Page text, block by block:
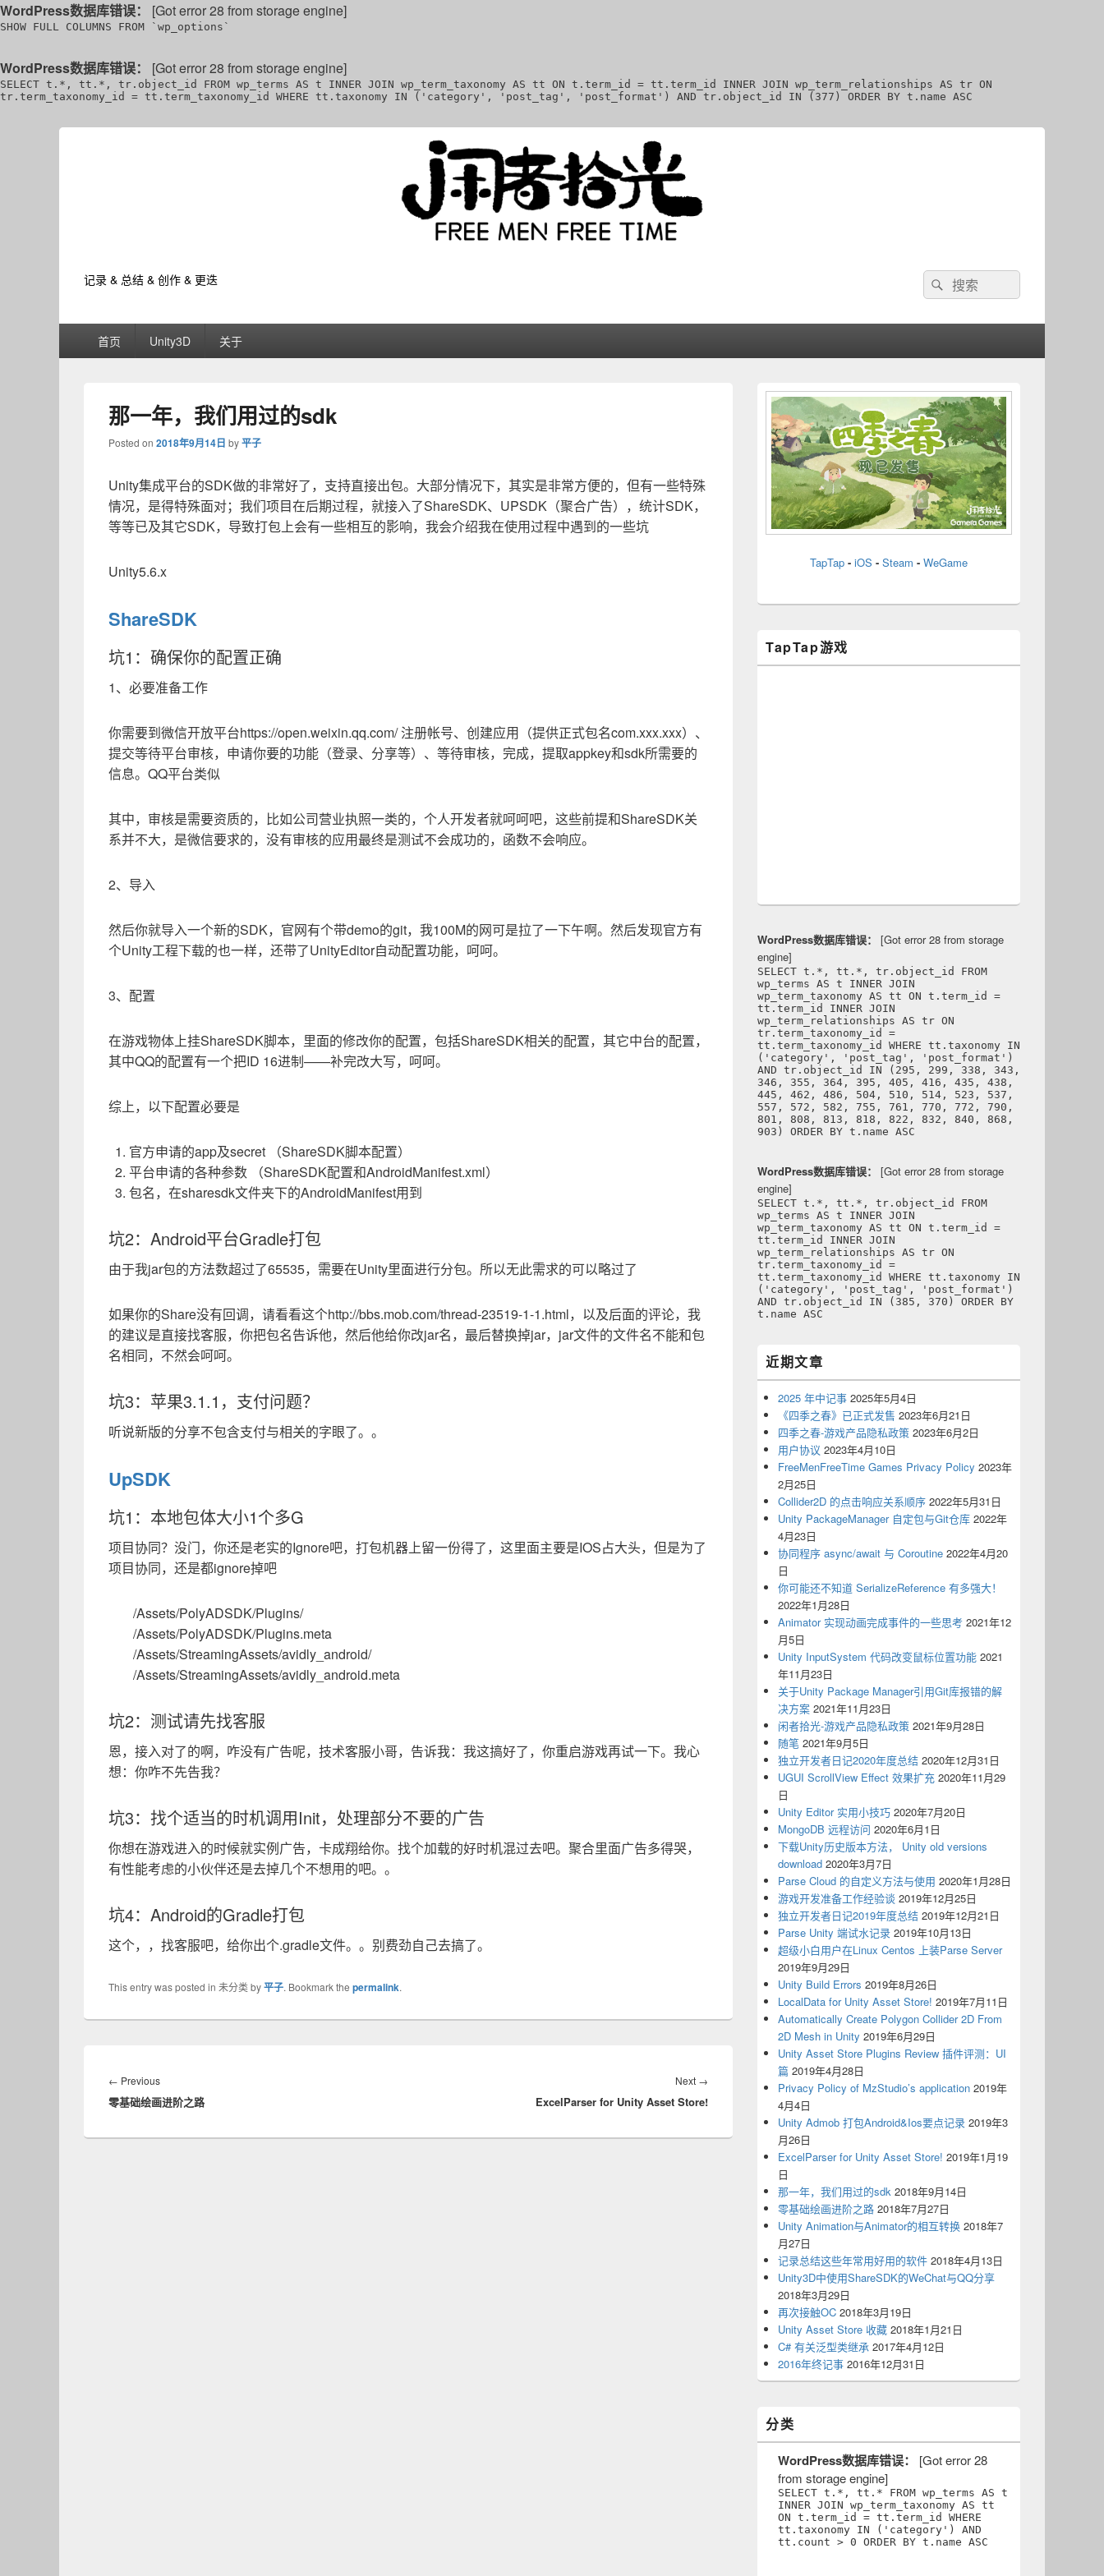
WordPress数据库错误： [Got error 28 from storage engine]
SHOW FULL COLUMNS FROM `wp_options`
WordPress数据库错误： [Got error 28 from storage engine]
SELECT t.*, tt.*, tr.object_id FROM wp_terms AS t INNER JOIN wp_term_taxonomy AS tt ON t.term_id = tt.term_id INNER JOIN wp_term_relationships AS tr ON
tr.term_taxonomy_id = tt.term_taxonomy_id WHERE tt.taxonomy IN ('category', 'post_tag', 'post_format') AND tr.object_id IN (377) ORDER BY t.name ASC
记录 & 总结 & 创作 & 更迭
Search
for:
Search
Primary首页 Unity3D 关于
那一年，我们用过的sdk
Posted on 2018年9月14日 by平子
Unity集成平台的SDK做的非常好了，支持直接出包。大部分情况下，其实是非常方便的，但有一些特殊
情况，是得特殊面对；我们项目在后期过程，就接入了ShareSDK、UPSDK（聚合广告），统计SDK，
等等已及其它SDK，导致打包上会有一些相互的影响，我会介绍我在使用过程中遇到的一些坑
Unity5.6.x
ShareSDK
坑1：确保你的配置正确
1、必要准备工作
你需要到微信开放平台https://open.weixin.qq.com/ 注册帐号、创建应用（提供正式包名com.xxx.xxx）、
提交等待平台审核，申请你要的功能（登录、分享等）、等待审核，完成，提取appkey和sdk所需要的
信息。QQ平台类似
其中，审核是需要资质的，比如公司营业执照一类的，个人开发者就呵呵吧，这些前提和ShareSDK关
系并不大，是微信要求的，没有审核的应用最终是测试不会成功的，函数不会响应。
2、导入
然后你就导入一个新的SDK，官网有个带demo的git，我100M的网可是拉了一下午啊。然后发现官方有
个Unity工程下载的也一样，还带了UnityEditor自动配置功能，呵呵。
3、配置
在游戏物体上挂ShareSDK脚本，里面的修改你的配置，包括ShareSDK相关的配置，其它中台的配置，
其中QQ的配置有一个把ID 16进制——补完改大写，呵呵。
综上，以下配置必要是
官方申请的app及secret （ShareSDK脚本配置）
平台申请的各种参数 （ShareSDK配置和AndroidManifest.xml）
包名，在sharesdk文件夹下的AndroidManifest用到
坑2：Android平台Gradle打包
由于我jar包的方法数超过了65535，需要在Unity里面进行分包。所以无此需求的可以略过了
如果你的Share没有回调，请看看这个http://bbs.mob.com/thread-23519-1-1.html，以及后面的评论，我
的建议是直接找客服，你把包名告诉他，然后他给你改jar名，最后替换掉jar，jar文件的文件名不能和包
名相同，不然会呵呵。
坑3：苹果3.1.1，支付问题？
听说新版的分享不包含支付与相关的字眼了。。
UpSDK
坑1：本地包体大小1个多G
项目协同？没门，你还是老实的Ignore吧，打包机器上留一份得了，这里面主要是IOS占大头，但是为了
项目协同，还是都ignore掉吧
/Assets/PolyADSDK/Plugins/
/Assets/PolyADSDK/Plugins.meta
/Assets/StreamingAssets/avidly_android/
/Assets/StreamingAssets/avidly_android.meta
坑2：测试请先找客服
恩，接入对了的啊，咋没有广告呢，技术客服小哥，告诉我：我这搞好了，你重启游戏再试一下。我心
想：你咋不先告我？
坑3：找个适当的时机调用Init，处理部分不要的广告
你想在游戏进入的时候就实例广告，卡成翔给你。找个加载的好时机混过去吧。聚合里面广告多得哭，
有性能考虑的小伙伴还是去掉几个不想用的吧。。
坑4：Android的Gradle打包
这个，，找客服吧，给你出个.gradle文件。。别费劲自己去搞了。
This entry was posted in 未分类 by平子. Bookmark the permalink.
章
导
← PreviousPrevious
post:
零基础绘画进阶之路
Next →
post:
ExcelParser for Unity Asset Store!
Primary
Sidebar
Widget
Area
TapTap - iOS - Steam - WeGame
TapTap游戏
WordPress数据库错误：
[Got error 28 from storage
engine]
SELECT t.*, tt.*, tr.object_id FROM
wp_terms AS t INNER JOIN
wp_term_taxonomy AS tt ON t.term_id =
tt.term_id INNER JOIN
wp_term_relationships AS tr ON
tr.term_taxonomy_id =
tt.term_taxonomy_id WHERE tt.taxonomy IN
('category', 'post_tag', 'post_format')
AND tr.object_id IN (295, 299, 338, 343,
346, 355, 364, 395, 405, 416, 435, 438,
445, 462, 486, 504, 510, 514, 523, 537,
557, 572, 582, 755, 761, 770, 772, 790,
801, 808, 813, 818, 822, 832, 840, 868,
903) ORDER BY t.name ASC
WordPress数据库错误：
[Got error 28 from storage
engine]
SELECT t.*, tt.*, tr.object_id FROM
wp_terms AS t INNER JOIN
wp_term_taxonomy AS tt ON t.term_id =
tt.term_id INNER JOIN
wp_term_relationships AS tr ON
tr.term_taxonomy_id =
tt.term_taxonomy_id WHERE tt.taxonomy IN
('category', 'post_tag', 'post_format')
AND tr.object_id IN (385, 370) ORDER BY
t.name ASC
近期文章
2025 年中记事 2025年5月4日
《四季之春》已正式发售 2023年6月21日
四季之春-游戏产品隐私政策 2023年6月2日
用户协议 2023年4月10日
FreeMenFreeTime Games Privacy Policy 2023年
2月25日
Collider2D 的点击响应关系顺序 2022年5月31日
Unity PackageManager 自定包与Git仓库 2022年
4月23日
协同程序 async/await 与 Coroutine 2022年4月20
日
你可能还不知道 SerializeReference 有多强大！
2022年1月28日
Animator 实现动画完成事件的一些思考 2021年12
月5日
Unity InputSystem 代码改变鼠标位置功能 2021
年11月23日
关于Unity Package Manager引用Git库报错的解
决方案 2021年11月23日
闲者拾光-游戏产品隐私政策 2021年9月28日
随笔 2021年9月5日
独立开发者日记2020年度总结 2020年12月31日
UGUI ScrollView Effect 效果扩充 2020年11月29
日
Unity Editor 实用小技巧 2020年7月20日
MongoDB 远程访问 2020年6月1日
下载Unity历史版本方法， Unity old versions
download 2020年3月7日
Parse Cloud 的自定义方法与使用 2020年1月28日
游戏开发准备工作经验谈 2019年12月25日
独立开发者日记2019年度总结 2019年12月21日
Parse Unity 端试水记录 2019年10月13日
超级小白用户在Linux Centos 上装Parse Server
2019年9月29日
Unity Build Errors 2019年8月26日
LocalData for Unity Asset Store! 2019年7月11日
Automatically Create Polygon Collider 2D From
2D Mesh in Unity 2019年6月29日
Unity Asset Store Plugins Review 插件评测：UI
篇 2019年4月28日
Privacy Policy of MzStudio’s application 2019年
4月4日
Unity Admob 打包Android&Ios要点记录 2019年3
月26日
ExcelParser for Unity Asset Store! 2019年1月19
日
那一年，我们用过的sdk 2018年9月14日
零基础绘画进阶之路 2018年7月27日
Unity Animation与Animator的相互转换 2018年7
月27日
记录总结这些年常用好用的软件 2018年4月13日
Unity3D中使用ShareSDK的WeChat与QQ分享
2018年3月29日
再次接触OC 2018年3月19日
Unity Asset Store 收藏 2018年1月21日
C# 有关泛型类继承 2017年4月12日
2016年终记事 2016年12月31日
分类
WordPress数据库错误：
[Got error 28
from storage engine]
SELECT t.*, tt.* FROM wp_terms AS t
INNER JOIN wp_term_taxonomy AS tt
ON t.term_id = tt.term_id WHERE
tt.taxonomy IN ('category') AND
tt.count > 0 ORDER BY t.name ASC